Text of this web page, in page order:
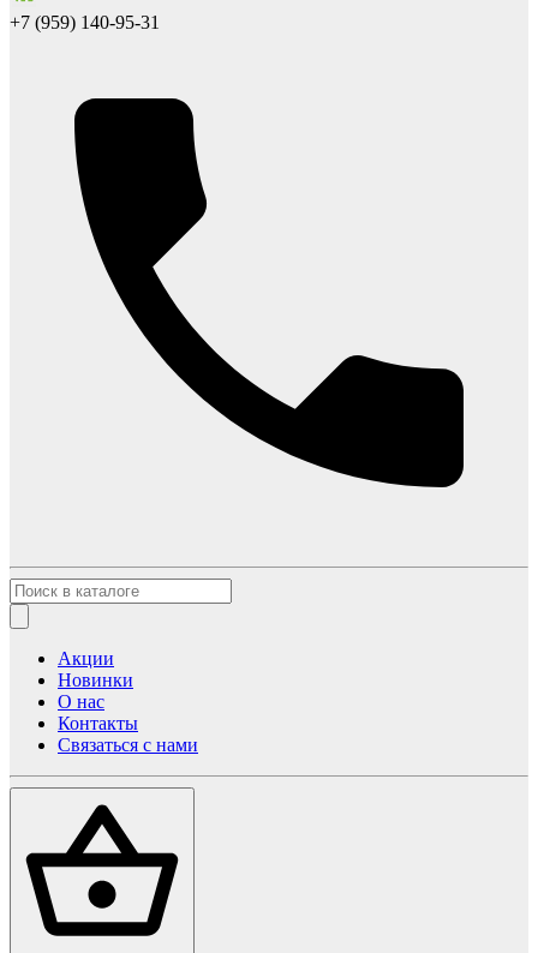
+7 (959) 140-95-31
Акции
Новинки
О нас
Контакты
Связаться с нами